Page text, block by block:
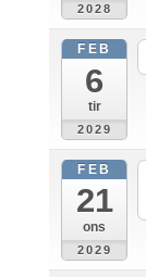
2028
FEB
6
tir
2029
FEB
21
ons
2029